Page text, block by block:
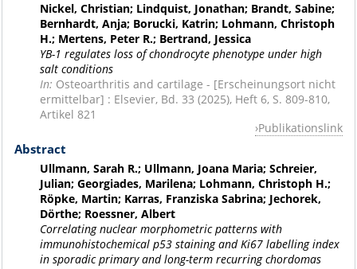
Nickel, Christian; Lindquist, Jonathan; Brandt, Sabine;
Bernhardt, Anja; Borucki, Katrin; Lohmann, Christoph
H.; Mertens, Peter R.; Bertrand, Jessica
YB-1 regulates loss of chondrocyte phenotype under high
salt conditions
In: Osteoarthritis and cartilage - [Erscheinungsort nicht
ermittelbar] : Elsevier, Bd. 33 (2025), Heft 6, S. 809-810,
Artikel 821
Publikationslink
Abstract
Ullmann, Sarah R.; Ullmann, Joana Maria; Schreier,
Julian; Georgiades, Marilena; Lohmann, Christoph H.;
Röpke, Martin; Karras, Franziska Sabrina; Jechorek,
Dörthe; Roessner, Albert
Correlating nuclear morphometric patterns with
immunohistochemical p53 staining and Ki67 labelling index
in sporadic primary and long-term recurring chordomas